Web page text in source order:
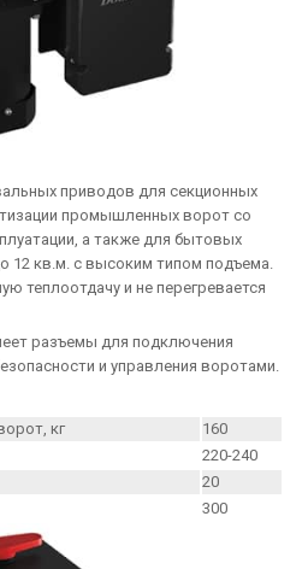
приводов для секционных
промышленных ворот со
а также для бытовых
12 кв.м. с высоким типом подъема.
теплоотдачу и не перегревается
разъемы для подключения
и управления воротами.
кг
160
220-240
20
300